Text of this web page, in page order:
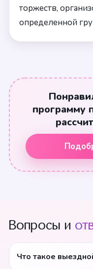
торжеств,
определенной
программу
Вопросы и
Что такое